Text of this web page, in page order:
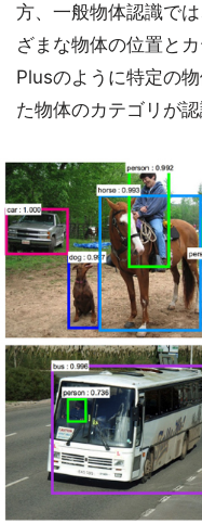
方、一般物体認識で
ざまな物体の位置と
Plusのように特定の
た物体のカテゴリが認